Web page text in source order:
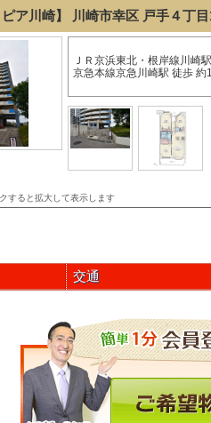
ピア川崎】 川崎市幸区 戸手４丁
ＪＲ京浜東北・根岸線川崎
京急本線京急川崎駅 徒歩 約
すると拡大して表示します
交通